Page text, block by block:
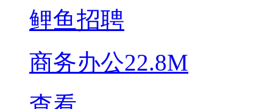
鲤鱼招聘
商务办公22.8M